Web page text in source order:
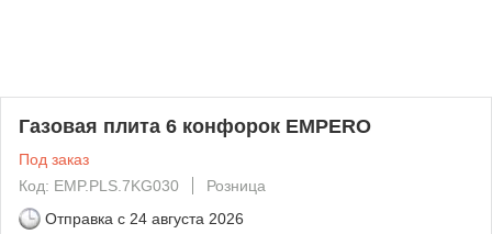
Газовая плита 6 конфорок EMPERO
Под заказ
Код: EMP.PLS.7KG030
Розница
Отправка с 24 августа 2026